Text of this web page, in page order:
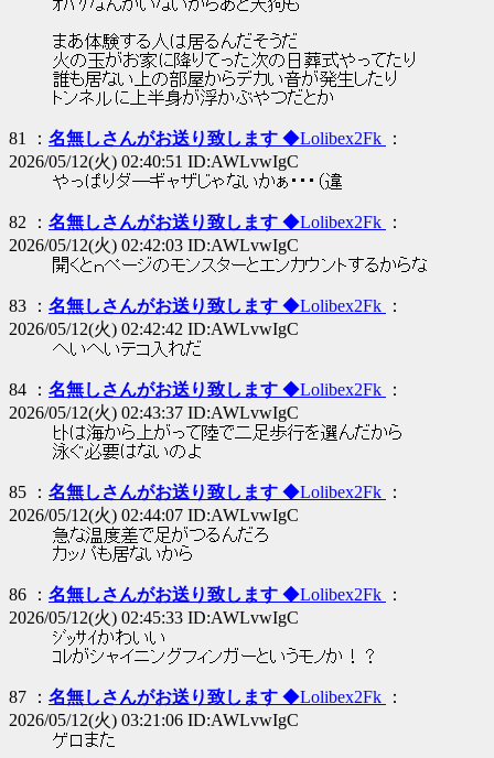
ｵﾊﾞｹなんかいないからあと天狗も
まあ体験する人は居るんだそうだ
火の玉がお家に降りてった次の日葬式やってたり
誰も居ない上の部屋からデカい音が発生したり
トンネルに上半身が浮かぶやつだとか
81 ： 名無しさんがお送り致します ◆Lolibex2Fk
：
2026/05/12(火) 02:40:51 ID:AWLvwIgC
やっぱりダ―ギャザじゃないかぁ・・・（違
82 ： 名無しさんがお送り致します ◆Lolibex2Fk
：
2026/05/12(火) 02:42:03 ID:AWLvwIgC
開くとｎページのモンスターとエンカウントするからな
83 ： 名無しさんがお送り致します ◆Lolibex2Fk
：
2026/05/12(火) 02:42:42 ID:AWLvwIgC
へいへいテコ入れだ
84 ： 名無しさんがお送り致します ◆Lolibex2Fk
：
2026/05/12(火) 02:43:37 ID:AWLvwIgC
ﾋﾄは海から上がって陸で二足歩行を選んだから
泳ぐ必要はないのよ
85 ： 名無しさんがお送り致します ◆Lolibex2Fk
：
2026/05/12(火) 02:44:07 ID:AWLvwIgC
急な温度差で足がつるんだろ
カッパも居ないから
86 ： 名無しさんがお送り致します ◆Lolibex2Fk
：
2026/05/12(火) 02:45:33 ID:AWLvwIgC
ｼﾞｯｻｲかわいい
ｺﾚがシャイニングフィンガーというモノか！？
87 ： 名無しさんがお送り致します ◆Lolibex2Fk
：
2026/05/12(火) 03:21:06 ID:AWLvwIgC
ゲロまた